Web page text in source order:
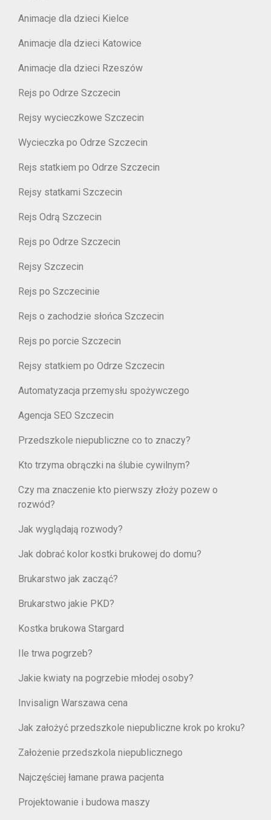
Animacje dla dzieci Kielce
Animacje dla dzieci Katowice
Animacje dla dzieci Rzeszów
Rejs po Odrze Szczecin
Rejsy wycieczkowe Szczecin
Wycieczka po Odrze Szczecin
Rejs statkiem po Odrze Szczecin
Rejsy statkami Szczecin
Rejs Odrą Szczecin
Rejs po Odrze Szczecin
Rejsy Szczecin
Rejs po Szczecinie
Rejs o zachodzie słońca Szczecin
Rejs po porcie Szczecin
Rejsy statkiem po Odrze Szczecin
Automatyzacja przemysłu spożywczego
Agencja SEO Szczecin
Przedszkole niepubliczne co to znaczy?
Kto trzyma obrączki na ślubie cywilnym?
Czy ma znaczenie kto pierwszy złoży pozew o
rozwód?
Jak wyglądają rozwody?
Jak dobrać kolor kostki brukowej do domu?
Brukarstwo jak zacząć?
Brukarstwo jakie PKD?
Kostka brukowa Stargard
Ile trwa pogrzeb?
Jakie kwiaty na pogrzebie młodej osoby?
Invisalign Warszawa cena
Jak założyć przedszkole niepubliczne krok po kroku?
Założenie przedszkola niepublicznego
Najczęściej łamane prawa pacjenta
Projektowanie i budowa maszy